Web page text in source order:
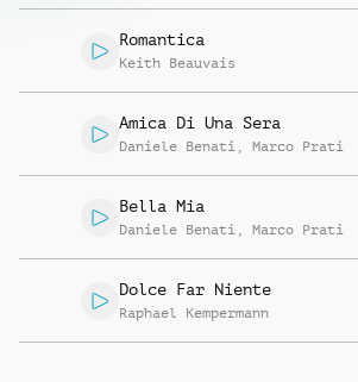
Romantica
Keith Beauvais
Amica Di Una Sera
Daniele Benati , Marco Prati
Bella Mia
Daniele Benati , Marco Prati
Dolce Far Niente
Raphael Kempermann